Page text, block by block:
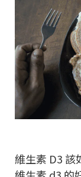
維生素 D3 該